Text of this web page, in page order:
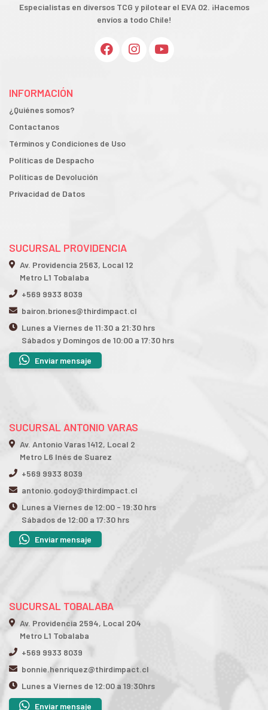
Especialistas en diversos TCG y pilotear el EVA 02. ¡Hacemos
envíos a todo Chile!
INFORMACIÓN
¿Quiénes somos?
Contactanos
Términos y Condiciones de Uso
Políticas de Despacho
Políticas de Devolución
Privacidad de Datos
SUCURSAL PROVIDENCIA
Av. Providencia 2563, Local 12
Metro L1 Tobalaba
+569 9933 8039
bairon.briones@thirdimpact.cl
Lunes a Viernes de 11:30 a 21:30 hrs
Sábados y Domingos de 10:00 a 17:30 hrs
Enviar mensaje
SUCURSAL ANTONIO VARAS
Av. Antonio Varas 1412, Local 2
Metro L6 Inés de Suarez
+569 9933 8039
antonio.godoy@thirdimpact.cl
Lunes a Viernes de 12:00 - 19:30 hrs
Sábados de 12:00 a 17:30 hrs
Enviar mensaje
SUCURSAL TOBALABA
Av. Providencia 2594, Local 204
Metro L1 Tobalaba
+569 9933 8039
bonnie.henriquez@thirdimpact.cl
Lunes a Viernes de 12:00 a 19:30hrs
Enviar mensaje